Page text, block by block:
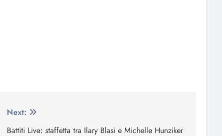
Next:
Battiti Live: staffetta tra Ilary Blasi e Michelle Hunziker